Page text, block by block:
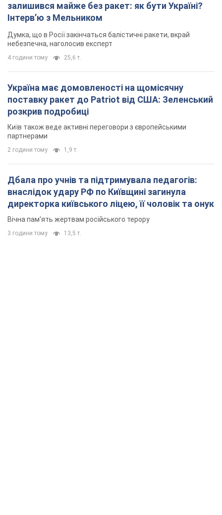
залишився майже без ракет: як бути Україні?
Інтерв’ю з Мельником
Думка, що в Росії закінчаться балістичні ракети, вкрай
небезпечна, наголосив експерт
4 години тому 25,6 т.
Україна має домовленості на щомісячну
поставку ракет до Patriot від США: Зеленський
розкрив подробиці
Київ також веде активні переговори з європейськими
партнерами
2 години тому 1,9 т.
Дбала про учнів та підтримувала педагогів:
внаслідок удару РФ по Київщині загинула
директорка київського ліцею, її чоловік та онук
Вічна пам'ять жертвам російського терору
3 години тому 13,5 т.